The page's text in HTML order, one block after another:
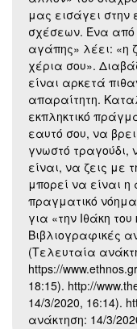
μας εισάγει στην
σχέσεων. Ένα από
αγάπης» λέει: «η
χέρια σου».
είναι αρκετά
απαραίτητη.
εκπληκτικό
εαυτό σου, να
γνωστό τραγούδι,
είναι, να ζεις με
μπορεί να είναι
πραγματικό
για «την Ιθάκη
Βιβλιογραφικές
(Τελευταία
https://
18:15). http://
14/3/2020, 16:14).
ανάκτηση: 14/3/